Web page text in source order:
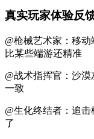
真实玩家体验反
@枪械艺术家：移
比某些端游还精准
@战术指挥官：沙
一致
@生化终结者：追
了